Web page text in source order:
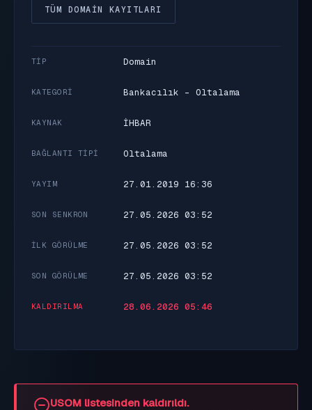
TÜM DOMAIN KAYITLARI
TIP Domain
KATEGORI Bankacılık - Oltalama
KAYNAK İHBAR
BAĞLANTI TIPI Oltalama
YAYIM 27.01.2019 16:36
SON SENKRON 27.05.2026 03:52
İLK GÖRÜLME 27.05.2026 03:52
SON GÖRÜLME 27.05.2026 03:52
KALDIRILMA 28.06.2026 05:46
USOM listesinden kaldırıldı.